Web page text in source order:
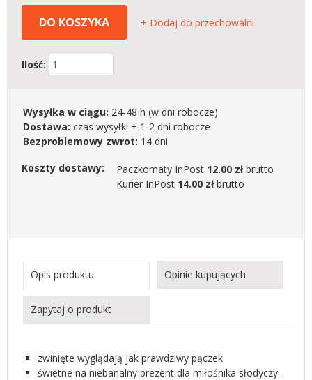
DO KOSZYKA + Dodaj do przechowalni
Ilość:
Wysyłka w ciągu: 24-48 h (w dni robocze)
Dostawa: czas wysyłki + 1-2 dni robocze
Bezproblemowy zwrot: 14 dni
Koszty dostawy:
Paczkomaty InPost 12.00 złbrutto
Kurier InPost 14.00 złbrutto
Opis produktu Opinie kupujących
Zapytaj o produkt
zwinięte wyglądają jak prawdziwy pączek
świetne na niebanalny prezent dla miłośnika słodyczy -